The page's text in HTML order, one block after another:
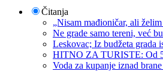
Čitanja
„Nisam mađioničar, ali
Ne grade samo tereni, već
Leskovac; Iz budžeta grada
HITNO ZA TURISTE: Od 5
Voda za kupanje iznad